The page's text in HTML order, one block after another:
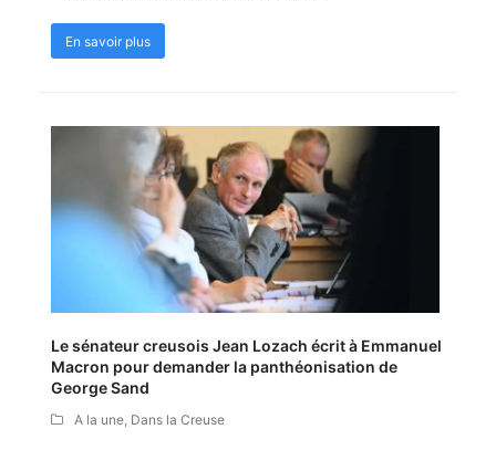
En savoir plus
Le sénateur creusois Jean Lozach écrit à Emmanuel
Macron pour demander la panthéonisation de
George Sand
A la une, Dans la Creuse